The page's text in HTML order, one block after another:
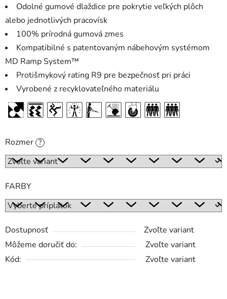
Odolné gumové dlaždice pre pokrytie veľkých plôch
alebo jednotlivých pracovísk
100% prírodná gumová zmes
Kompatibilné s patentovaným nábehovým systémom
MD Ramp System™
Protišmykový rating R9 pre bezpečnosť pri práci
Vyrobené z recyklovateľného materiálu
Rozmer ?
FARBY
Dostupnosť
Zvoľte variant
Môžeme doručiť do:
Zvoľte variant
Kód:
Zvoľte variant